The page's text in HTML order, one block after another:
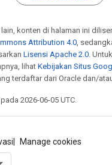
konten di halaman ini
Attribution 4.0,
Lisensi Apache 2.0.
lihat Kebijakan Situs
terdaftar dari Oracle dan/
2026-06-05 UTC.
Manage cookies